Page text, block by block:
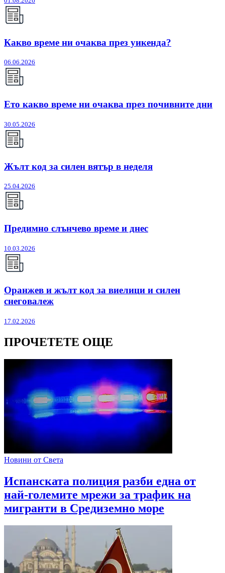
Какво време ни очаква през уикенда?
06.06.2026
Ето какво време ни очаква през почивните дни
30.05.2026
Жълт код за силен вятър в неделя
25.04.2026
Предимно слънчево време и днес
10.03.2026
Оранжев и жълт код за виелици и силен
снеговалеж
17.02.2026
ПРОЧЕТЕТЕ ОЩЕ
Новини от Света
Испанската полиция разби една от
най-големите мрежи за трафик на
мигранти в Средиземно море